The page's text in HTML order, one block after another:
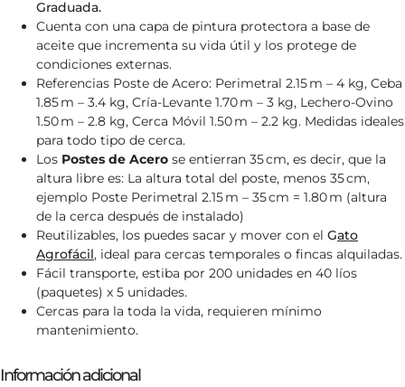
Graduada.
Cuenta con una capa de pintura protectora a base de
aceite que incrementa su vida útil y los protege de
condiciones externas.
Referencias Poste de Acero: Perimetral 2.15 m – 4 kg, Ceba
1.85 m – 3.4 kg, Cría-Levante 1.70 m – 3 kg, Lechero-Ovino
1.50 m – 2.8 kg, Cerca Móvil 1.50 m – 2.2 kg. Medidas ideales
para todo tipo de cerca.
Los Postes de Acero se entierran 35 cm, es decir, que la
altura libre es: La altura total del poste, menos 35 cm,
ejemplo Poste Perimetral 2.15 m – 35 cm = 1.80 m (altura
de la cerca después de instalado)
Reutilizables, los puedes sacar y mover con el Gato
Agrofácil, ideal para cercas temporales o fincas alquiladas.
Fácil transporte, estiba por 200 unidades en 40 líos
(paquetes) x 5 unidades.
Cercas para la toda la vida, requieren mínimo
mantenimiento.
Información adicional